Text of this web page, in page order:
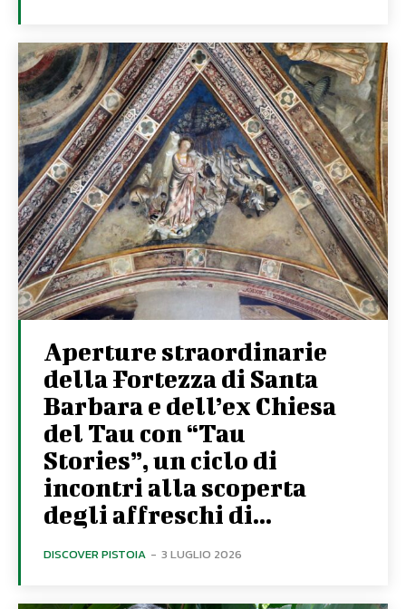
Aperture straordinarie
della Fortezza di Santa
Barbara e dell’ex Chiesa
del Tau con “Tau
Stories”, un ciclo di
incontri alla scoperta
degli affreschi di...
DISCOVER PISTOIA - 3 LUGLIO 2026